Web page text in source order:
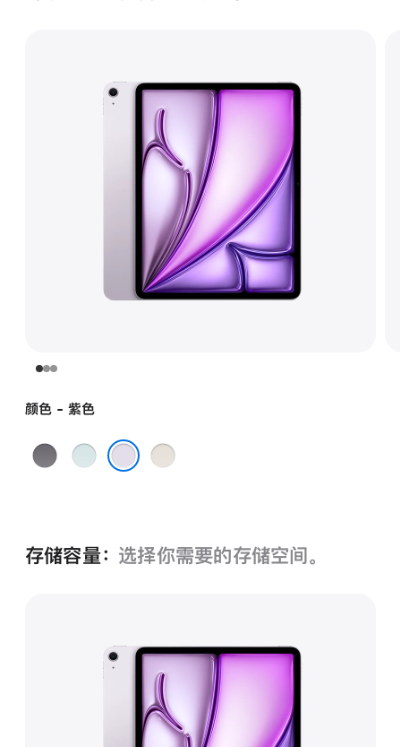
颜色 - 紫色
深
蓝
星
存储容量： 选择你需要的存储空间。